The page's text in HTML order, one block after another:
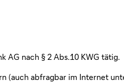
AG nach § 2 Abs.10 KWG tätig.
(auch abfragbar im Internet